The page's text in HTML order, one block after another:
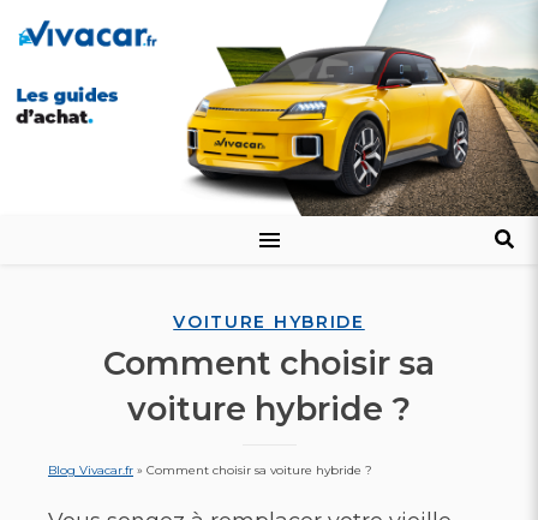
VOITURE HYBRIDE
Comment choisir sa
voiture hybride ?
Blog Vivacar.fr » Comment choisir sa voiture hybride ?